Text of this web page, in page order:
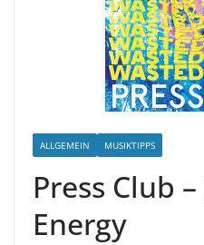
ALLGEMEIN MUSIKTIPPS
Press Club
Energy